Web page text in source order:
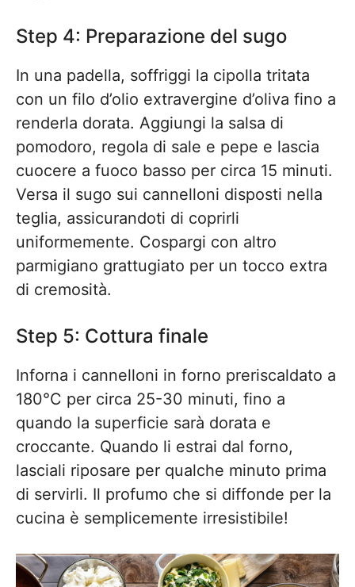
Step 4: Preparazione del sugo
In una padella, soffriggi la cipolla tritata
con un filo d’olio extravergine d’oliva fino a
renderla dorata. Aggiungi la salsa di
pomodoro, regola di sale e pepe e lascia
cuocere a fuoco basso per circa 15 minuti.
Versa il sugo sui cannelloni disposti nella
teglia, assicurandoti di coprirli
uniformemente. Cospargi con altro
parmigiano grattugiato per un tocco extra
di cremosità.
Step 5: Cottura finale
Inforna i cannelloni in forno preriscaldato a
180°C per circa 25-30 minuti, fino a
quando la superficie sarà dorata e
croccante. Quando li estrai dal forno,
lasciali riposare per qualche minuto prima
di servirli. Il profumo che si diffonde per la
cucina è semplicemente irresistibile!